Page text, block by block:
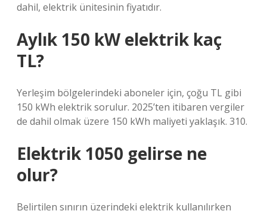
dahil, elektrik ünitesinin fiyatıdır.
Aylık 150 kW elektrik kaç
TL?
Yerleşim bölgelerindeki aboneler için, çoğu TL gibi
150 kWh elektrik sorulur. 2025’ten itibaren vergiler
de dahil olmak üzere 150 kWh maliyeti yaklaşık. 310.
Elektrik 1050 gelirse ne
olur?
Belirtilen sınırın üzerindeki elektrik kullanılırken